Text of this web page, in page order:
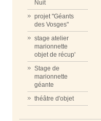
Nuit
projet "Géants
des Vosges"
stage atelier
marionnette
objet de récup'
Stage de
marionnette
géante
théâtre d'objet